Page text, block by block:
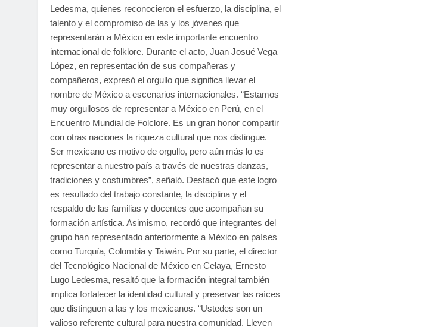
Ledesma, quienes reconocieron el esfuerzo, la disciplina, el
talento y el compromiso de las y los jóvenes que
representarán a México en este importante encuentro
internacional de folklore. Durante el acto, Juan Josué Vega
López, en representación de sus compañeras y
compañeros, expresó el orgullo que significa llevar el
nombre de México a escenarios internacionales. “Estamos
muy orgullosos de representar a México en Perú, en el
Encuentro Mundial de Folclore. Es un gran honor compartir
con otras naciones la riqueza cultural que nos distingue.
Ser mexicano es motivo de orgullo, pero aún más lo es
representar a nuestro país a través de nuestras danzas,
tradiciones y costumbres”, señaló. Destacó que este logro
es resultado del trabajo constante, la disciplina y el
respaldo de las familias y docentes que acompañan su
formación artística. Asimismo, recordó que integrantes del
grupo han representado anteriormente a México en países
como Turquía, Colombia y Taiwán. Por su parte, el director
del Tecnológico Nacional de México en Celaya, Ernesto
Lugo Ledesma, resaltó que la formación integral también
implica fortalecer la identidad cultural y preservar las raíces
que distinguen a las y los mexicanos. “Ustedes son un
valioso referente cultural para nuestra comunidad. Lleven